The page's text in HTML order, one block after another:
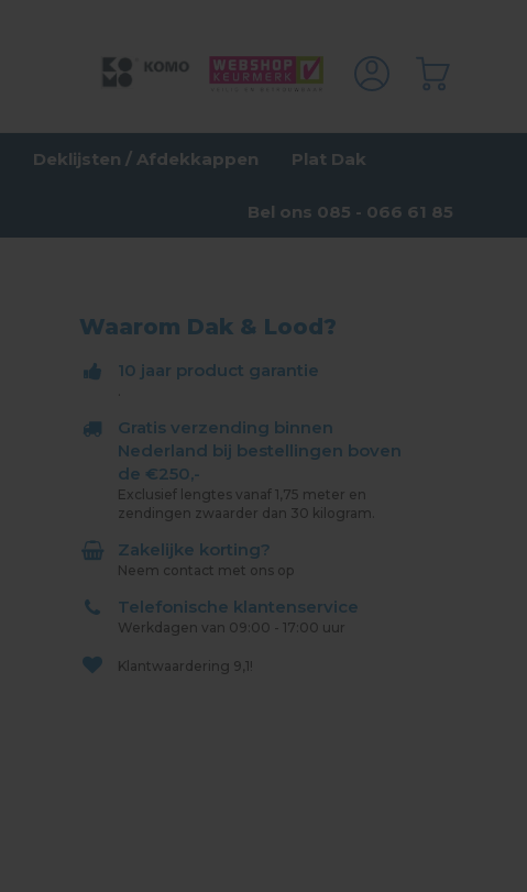
Deklijsten / Afdekkappen Plat Dak
Bel ons 085 - 066 61 85
Waarom Dak & Lood?
10 jaar product garantie
Gratis verzending binnen
Nederland bij bestellingen boven
de €250,-
Exclusief lengtes vanaf 1,75 meter en
zendingen zwaarder dan 30 kilogram.
Zakelijke korting?
Neem contact met ons op
Telefonische klantenservice
Werkdagen van 09:00 - 17:00 uur
Klantwaardering 9,1!